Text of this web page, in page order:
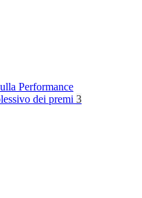
Performance
dei premi 3